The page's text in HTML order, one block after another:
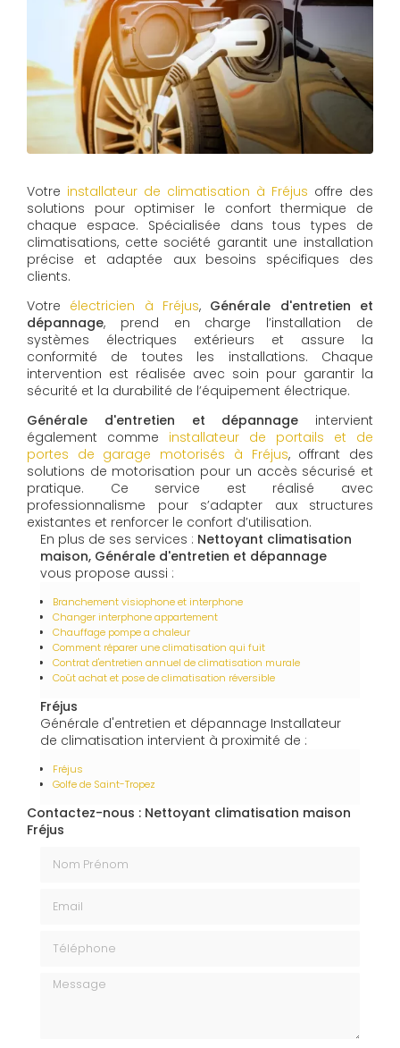
Votre installateur de climatisation à Fréjus offre des
solutions pour optimiser le confort thermique de
chaque espace. Spécialisée dans tous types de
climatisations, cette société garantit une installation
précise et adaptée aux besoins spécifiques des
clients.
Votre électricien à Fréjus, Générale d'entretien et
dépannage, prend en charge l’installation de
systèmes électriques extérieurs et assure la
conformité de toutes les installations. Chaque
intervention est réalisée avec soin pour garantir la
sécurité et la durabilité de l’équipement électrique.
Générale d'entretien et dépannage intervient
également comme installateur de portails et de
portes de garage motorisés à Fréjus, offrant des
solutions de motorisation pour un accès sécurisé et
pratique. Ce service est réalisé avec
professionnalisme pour s’adapter aux structures
existantes et renforcer le confort d’utilisation.
En plus de ses services : Nettoyant climatisation
maison, Générale d'entretien et dépannage
vous propose aussi :
Branchement visiophone et interphone
Changer interphone appartement
Chauffage pompe a chaleur
Comment réparer une climatisation qui fuit
Contrat d'entretien annuel de climatisation murale
Coût achat et pose de climatisation réversible
Fréjus
Générale d'entretien et dépannage Installateur
de climatisation intervient à proximité de :
Fréjus
Golfe de Saint-Tropez
Contactez-nous : Nettoyant climatisation maison
Fréjus
Message